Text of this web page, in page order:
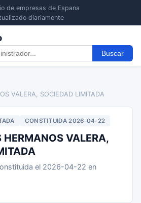
de empresas de Espana
diariamente
Buscar
VALERA, SOCIEDAD LIMITADA
CONSTITUIDA 2026-04-22
HERMANOS VALERA,
el 2026-04-22 en